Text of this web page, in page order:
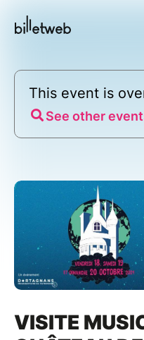
This event is
See other
VISITE